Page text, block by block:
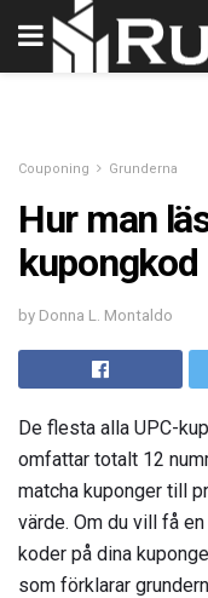
Couponing Grunderna
Hur man
kupongkod
by Donna L. Montaldo
De flesta alla UPC-
omfattar totalt 12
matcha kuponger till
värde. Om du vill få
koder på dina
som förklarar